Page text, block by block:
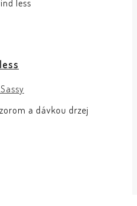
a dávkou drzej